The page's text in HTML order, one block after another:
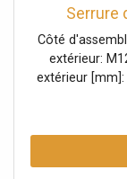
Serrure
Côté
extérieur:
extérieur [mm]:
plastique.
14. Poids